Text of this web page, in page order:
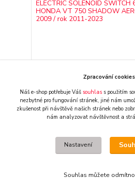
SOLENOID SWITCH 65-108 pro
SHADOW AERO rok 2004-2009 /
1 150 CZK/ks
Přidat do
Zpracování cookies
Náš e-shop potřebuje Váš souhlass použitím
nezbytné pro fungování stránek, jiné nám
zkušenost při návštěvě našich stránek nebo
nám analyzovat návštěvnost a
Nastavení
Souhlas můžete